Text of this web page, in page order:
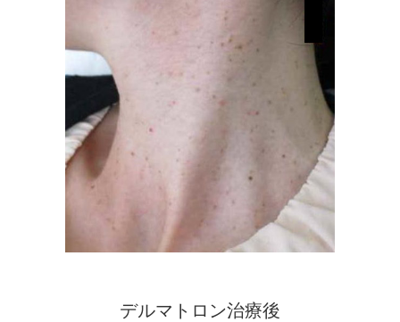
デルマトロン治療後